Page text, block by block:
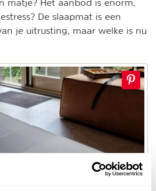
matje? Het aanbod is enorm,
De slaapmat is een
je uitrusting, maar welke is nu